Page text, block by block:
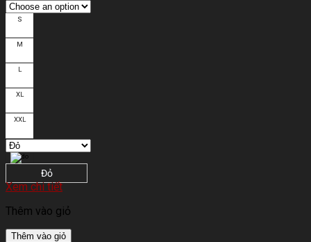
S
M
L
XL
XXL
Đỏ
Xem chi tiết
Thêm vào giỏ
Thêm vào giỏ